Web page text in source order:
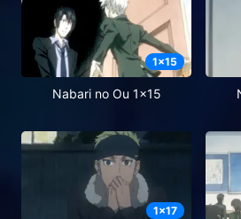
1x15
Nabari no Ou 1x15
1x17